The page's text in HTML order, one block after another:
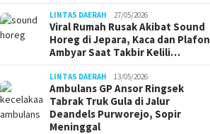
LINTAS DAERAH 27/05/2026
Viral Rumah Rusak Akibat Sound
Horeg di Jepara, Kaca dan Plafon
Ambyar Saat Takbir Kelili…
LINTAS DAERAH 13/05/2026
Ambulans GP Ansor Ringsek
Tabrak Truk Gula di Jalur
Deandels Purworejo, Sopir
Meninggal